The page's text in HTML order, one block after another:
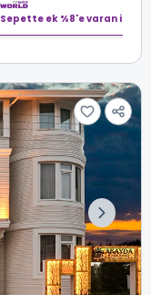
Sepette ek %8'e varan